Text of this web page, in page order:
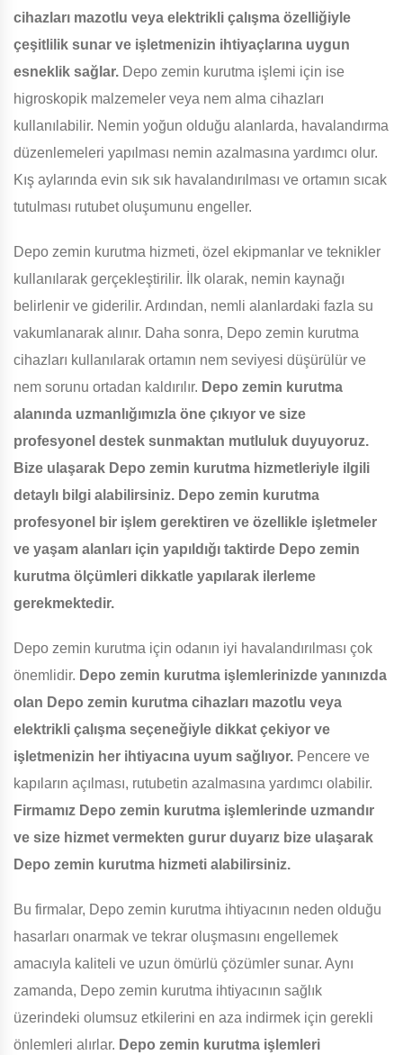
cihazları mazotlu veya elektrikli çalışma özelliğiyle
çeşitlilik sunar ve işletmenizin ihtiyaçlarına uygun
esneklik sağlar. Depo zemin kurutma işlemi için ise
higroskopik malzemeler veya nem alma cihazları
kullanılabilir. Nemin yoğun olduğu alanlarda, havalandırma
düzenlemeleri yapılması nemin azalmasına yardımcı olur.
Kış aylarında evin sık sık havalandırılması ve ortamın sıcak
tutulması rutubet oluşumunu engeller.
Depo zemin kurutma hizmeti, özel ekipmanlar ve teknikler
kullanılarak gerçekleştirilir. İlk olarak, nemin kaynağı
belirlenir ve giderilir. Ardından, nemli alanlardaki fazla su
vakumlanarak alınır. Daha sonra, Depo zemin kurutma
cihazları kullanılarak ortamın nem seviyesi düşürülür ve
nem sorunu ortadan kaldırılır. Depo zemin kurutma
alanında uzmanlığımızla öne çıkıyor ve size
profesyonel destek sunmaktan mutluluk duyuyoruz.
Bize ulaşarak Depo zemin kurutma hizmetleriyle ilgili
detaylı bilgi alabilirsiniz. Depo zemin kurutma
profesyonel bir işlem gerektiren ve özellikle işletmeler
ve yaşam alanları için yapıldığı taktirde Depo zemin
kurutma ölçümleri dikkatle yapılarak ilerleme
gerekmektedir.
Depo zemin kurutma için odanın iyi havalandırılması çok
önemlidir. Depo zemin kurutma işlemlerinizde yanınızda
olan Depo zemin kurutma cihazları mazotlu veya
elektrikli çalışma seçeneğiyle dikkat çekiyor ve
işletmenizin her ihtiyacına uyum sağlıyor. Pencere ve
kapıların açılması, rutubetin azalmasına yardımcı olabilir.
Firmamız Depo zemin kurutma işlemlerinde uzmandır
ve size hizmet vermekten gurur duyarız bize ulaşarak
Depo zemin kurutma hizmeti alabilirsiniz.
Bu firmalar, Depo zemin kurutma ihtiyacının neden olduğu
hasarları onarmak ve tekrar oluşmasını engellemek
amacıyla kaliteli ve uzun ömürlü çözümler sunar. Aynı
zamanda, Depo zemin kurutma ihtiyacının sağlık
üzerindeki olumsuz etkilerini en aza indirmek için gerekli
önlemleri alırlar. Depo zemin kurutma işlemleri